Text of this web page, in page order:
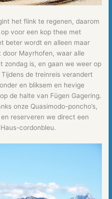
het flink te regenen, daarom
voor een kop thee met
beter wordt en alleen maar
Mayrhofen, waar alle
zondag is, en gaan we weer op
de treinreis verandert
en bliksem en hevige
de halte van Fügen Gagering.
onze Quasimodo-poncho’s,
reserveren we direct een
cordonbleu.